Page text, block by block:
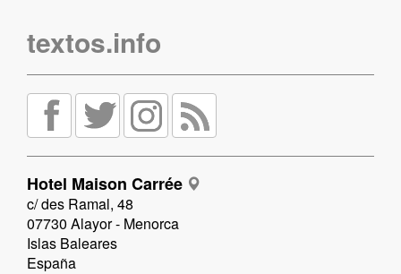
textos.info
Hotel Maison Carrée
c/ des Ramal, 48
07730 Alayor - Menorca
Islas Baleares
España